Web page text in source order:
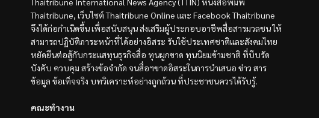
Thaitribune, เว็บไซต์ Thaitribune Online และ Facebook Thaitribune
จึงได้ก่อกำเนิดขึ้น เพื่อสนับสนุน ส่งเสริมผู้ประกอบอาชีพสื่อสารมวลชน ให้
สามารถปฏิบัติภาระหน้าที่ได้อย่างอิสระ รับใช้ประเทศชาติและสังคมไทย
หยัดยืนต่อสู้กับกระแสทุนธุรกิจสื่อ ทุนผูกขาด ทุนนิยมข้ามชาติ ที่บีบรัด
บังคับ ควบคุม สร้างข้อจำกัด จนสื่อฯขาดอิสระในการนำเสนอ ข่าว สาร
ข้อมูล ข้อเท็จจริง บทวิเคราะห์อย่างถูกถ้วน ที่ประชาชนควรได้รับรู้.
คณะทำงาน